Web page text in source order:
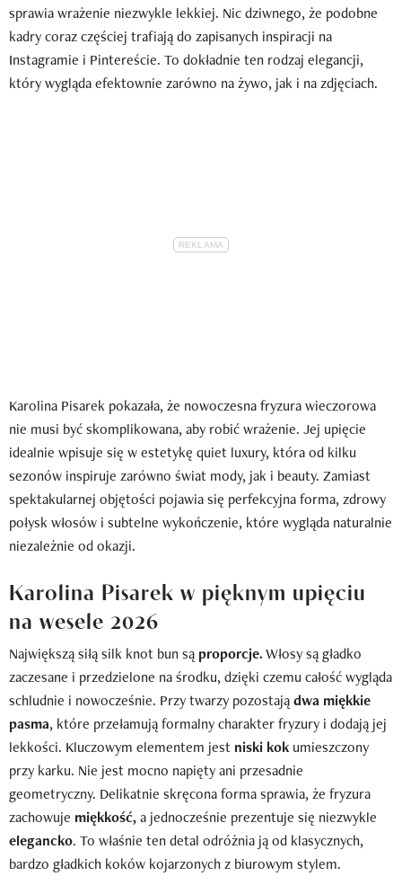
sprawia wrażenie niezwykle lekkiej. Nic dziwnego, że podobne
kadry coraz częściej trafiają do zapisanych inspiracji na
Instagramie i Pintereście. To dokładnie ten rodzaj elegancji,
który wygląda efektownie zarówno na żywo, jak i na zdjęciach.
Karolina Pisarek pokazała, że nowoczesna fryzura wieczorowa
nie musi być skomplikowana, aby robić wrażenie. Jej upięcie
idealnie wpisuje się w estetykę quiet luxury, która od kilku
sezonów inspiruje zarówno świat mody, jak i beauty. Zamiast
spektakularnej objętości pojawia się perfekcyjna forma, zdrowy
połysk włosów i subtelne wykończenie, które wygląda naturalnie
niezależnie od okazji.
Karolina Pisarek w pięknym upięciu
na wesele 2026
Największą siłą silk knot bun są proporcje.Włosy są gładko
zaczesane i przedzielone na środku, dzięki czemu całość wygląda
schludnie i nowocześnie. Przy twarzy pozostajądwa miękkie
pasma, które przełamują formalny charakter fryzury i dodają jej
lekkości. Kluczowym elementem jest niski kok umieszczony
przy karku. Nie jest mocno napięty ani przesadnie
geometryczny. Delikatnie skręcona forma sprawia, że fryzura
zachowuje miękkość,a jednocześnie prezentuje się niezwykle
elegancko. To właśnie ten detal odróżnia ją od klasycznych,
bardzo gładkich koków kojarzonych z biurowym stylem.